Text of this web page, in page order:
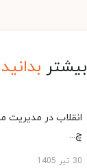
بیشتر بدانید
انقلاب در مدیریت
چ...
30 تیر 1405